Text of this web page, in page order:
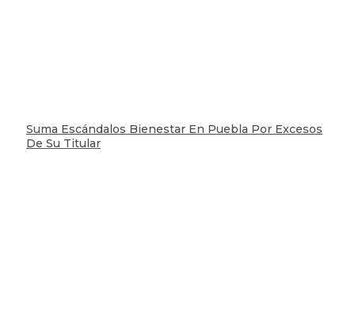
Suma Escándalos Bienestar En Puebla Por Excesos
De Su Titular